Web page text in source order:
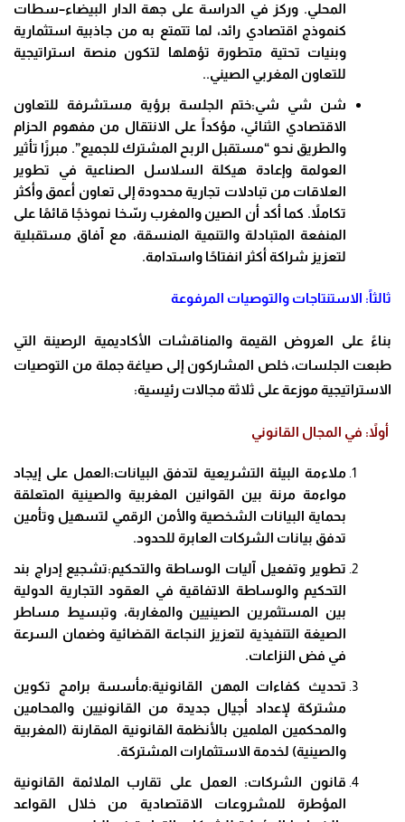
المحلي. وركز في الدراسة على جهة الدار البيضاء–سطات
كنموذج اقتصادي رائد، لما تتمتع به من جاذبية استثمارية
وبنيات تحتية متطورة تؤهلها لتكون منصة استراتيجية
للتعاون المغربي الصيني..
شن شي شي:ختم الجلسة برؤية مستشرفة للتعاون
الاقتصادي الثنائي، مؤكداً على الانتقال من مفهوم الحزام
والطريق نحو “مستقبل الربح المشترك للجميع”. مبرزًا تأثير
العولمة وإعادة هيكلة السلاسل الصناعية في تطوير
العلاقات من تبادلات تجارية محدودة إلى تعاون أعمق وأكثر
تكاملاً. كما أكد أن الصين والمغرب رسّخا نموذجًا قائمًا على
المنفعة المتبادلة والتنمية المنسقة، مع آفاق مستقبلية
لتعزيز شراكة أكثر انفتاحًا واستدامة.
ثالثاً: الاستنتاجات والتوصيات المرفوعة
بناءً على العروض القيمة والمناقشات الأكاديمية الرصينة التي
طبعت الجلسات، خلص المشاركون إلى صياغة جملة من التوصيات
الاستراتيجية موزعة على ثلاثة مجالات رئيسية:
أولاً: في المجال القانوني
ملاءمة البيئة التشريعية لتدفق البيانات:العمل على إيجاد
مواءمة مرنة بين القوانين المغربية والصينية المتعلقة
بحماية البيانات الشخصية والأمن الرقمي لتسهيل وتأمين
تدفق بيانات الشركات العابرة للحدود.
تطوير وتفعيل آليات الوساطة والتحكيم:تشجيع إدراج بند
التحكيم والوساطة الاتفاقية في العقود التجارية الدولية
بين المستثمرين الصينيين والمغاربة، وتبسيط مساطر
الصيغة التنفيذية لتعزيز النجاعة القضائية وضمان السرعة
في فض النزاعات.
تحديث كفاءات المهن القانونية:مأسسة برامج تكوين
مشتركة لإعداد أجيال جديدة من القانونيين والمحامين
والمحكمين الملمين بالأنظمة القانونية المقارنة (المغربية
والصينية) لخدمة الاستثمارات المشتركة.
قانون الشركات: العمل على تقارب الملائمة القانونية
المؤطرة للمشروعات الاقتصادية من خلال القواعد